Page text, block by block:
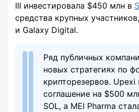
III инвестировала $450 млн в
средства крупных
и Galaxy Digital.
Ряд публичных
новых стратегиях по
крипторезервов. Upexi
соглашение на $500
SOL, а MEI Pharma